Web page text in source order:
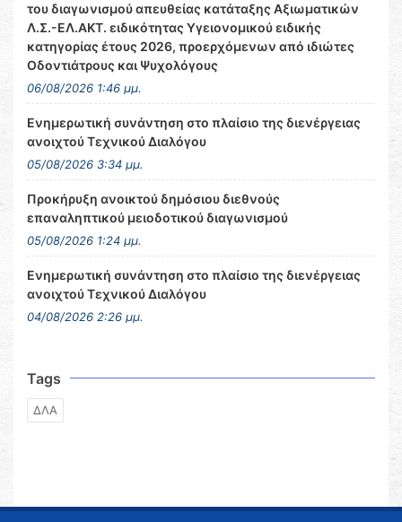
του διαγωνισμού απευθείας κατάταξης Αξιωματικών
Λ.Σ.-ΕΛ.ΑΚΤ. ειδικότητας Υγειονομικού ειδικής
κατηγορίας έτους 2026, προερχόμενων από ιδιώτες
Οδοντιάτρους και Ψυχολόγους
06/08/2026 1:46 μμ.
Ενημερωτική συνάντηση στο πλαίσιο της διενέργειας
ανοιχτού Τεχνικού Διαλόγου
05/08/2026 3:34 μμ.
Προκήρυξη ανοικτού δημόσιου διεθνούς
επαναληπτικού μειοδοτικού διαγωνισμού
05/08/2026 1:24 μμ.
Ενημερωτική συνάντηση στο πλαίσιο της διενέργειας
ανοιχτού Τεχνικού Διαλόγου
04/08/2026 2:26 μμ.
Tags
ΔΛΑ